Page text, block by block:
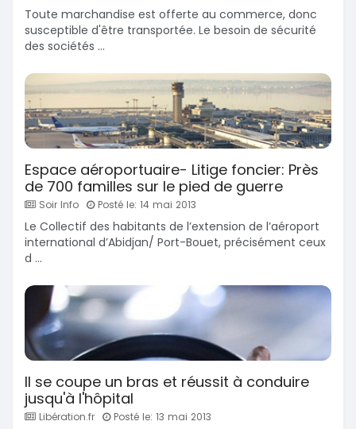
Toute marchandise est offerte au commerce, donc
susceptible d'être transportée. Le besoin de sécurité
des sociétés ...
Espace aéroportuaire- Litige foncier: Près
de 700 familles sur le pied de guerre
Soir Info Posté le: 14 mai 2013
Le Collectif des habitants de l’extension de l’aéroport
international d’Abidjan/ Port-Bouet, précisément ceux
d ...
Il se coupe un bras et réussit à conduire
jusqu'à l'hôpital
Libération.fr Posté le: 13 mai 2013